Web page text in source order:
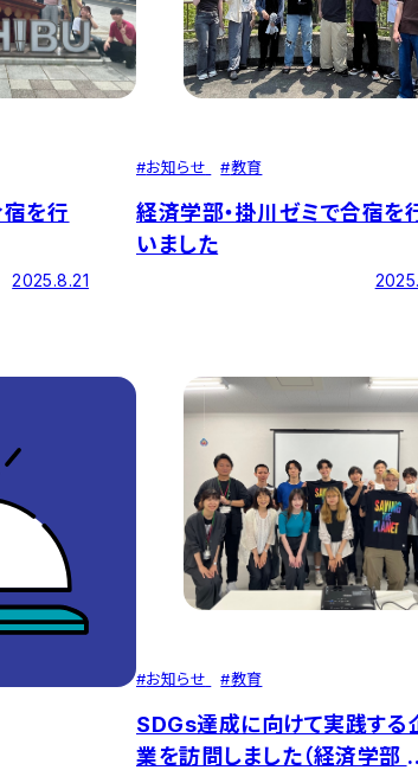
宿を行
2025.8.21
#お知らせ #教育
経済学部・掛川ゼミで合宿を
いました
#お知らせ #教育
SDGs達成に向けて実践する
業を訪問しました（経済学部